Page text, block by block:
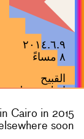
Cairo in 2015.
soon!
٢٠١٤.٦.٩
٨ مساءً
القبيح
إريك بودولير